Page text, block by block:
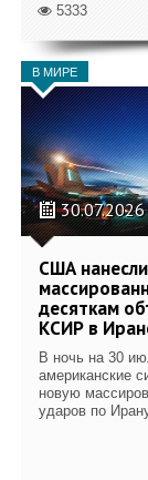
5333
В МИРЕ
30.07.2026
США нанесли
десяткам
КСИР в
В ночь на 30
американские
новую
ударов по